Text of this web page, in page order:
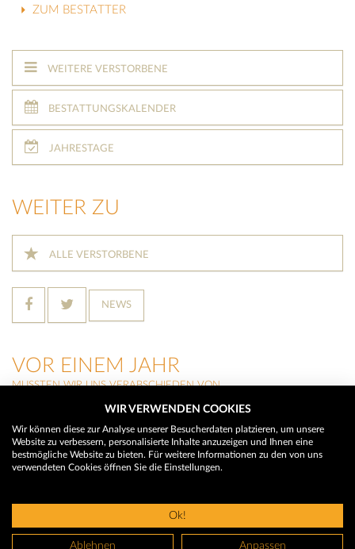
ZUM BESTATTER
WEITERE VERSTORBENE
BESTATTUNGSKALENDER
JAHRESTAGE
WEITER ZU
ALLE VERSTORBENE
NEWS
VOR EINEM JAHR
MUSSTEN WIR UNS VERABSCHIEDEN VON
MARTIN WALCH
(Neustift im Stubaital)
HILDEGARD BUCHEGGER
(Trins)
© 2026 Trauerhilfe - Das Trauerportal
WIR VERWENDEN COOKIES
Wir können diese zur Analyse unserer Besucherdaten platzieren, um unsere
Website zu verbessern, personalisierte Inhalte anzuzeigen und Ihnen eine
bestmögliche Website zu bieten. Für weitere Informationen zu den von uns
verwendeten Cookies öffnen Sie die Einstellungen.
Ok!
Ablehnen Anpassen